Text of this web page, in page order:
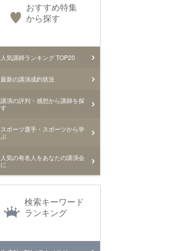
おすすめ特集
から探す
人気講師ランキング TOP20
最新の講演成約状況
講演の評判・感想から講師を探
す
スポーツ選手・スポーツから学
ぶ
人気の有名人をあなたの講演会
に
検索キーワード
ランキング